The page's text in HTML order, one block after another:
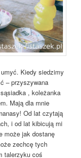
Kiedy siedzimy
– przyszywana
, koleżanka
Mają dla mnie
Od lat czytają
i od lat kibicują mi
może jak dostanę
zechcę tych
talerzyku coś